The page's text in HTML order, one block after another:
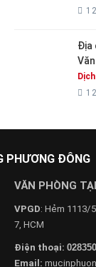
Địa
PHƯƠNG ĐÔNG
VĂN PHÒNG
VPGD: Hẻm 1113/
7, HCM
Điện thoại:
Email: